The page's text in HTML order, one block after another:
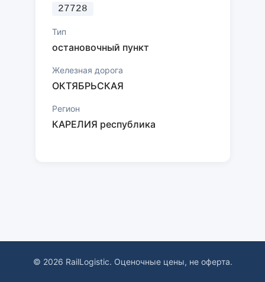
27728
Тип
остановочный пункт
Железная дорога
ОКТЯБРЬСКАЯ
Регион
КАРЕЛИЯ республика
© 2026 RailLogistic. Оценочные цены, не оферта.